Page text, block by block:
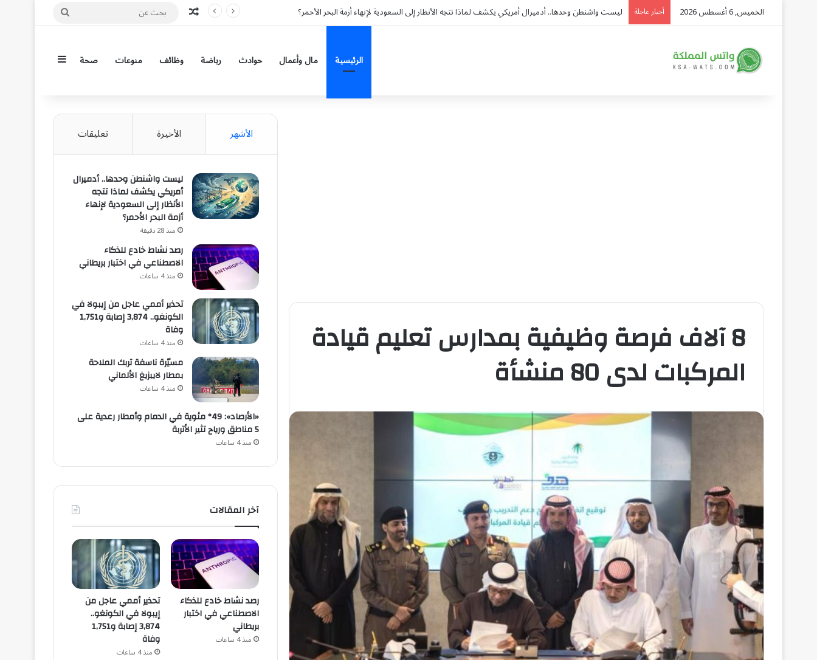
الخميس, 6 أغسطس 2026 أخبار عاجلة ليست واشنطن وحدها.. أدميرال أمريكي يكشف لماذا تتجه الأنظار إلى السعودية لإنهاء أزمة البحر الأحمر؟ مقال عشوائي
بحث
الرئيسية مال وأعمال حوادث رياضة وظائف منوعات صحة إضافة عمود
8 آلاف فرصة وظيفية بمدارس تعليم قيادة
المركبات لدى 80 منشأة
الأشهر الأخيرة تعليقات
ليست واشنطن وحدها.. أدميرال
أمريكي يكشف لماذا تتجه
الأنظار إلى السعودية لإنهاء
أزمة البحر الأحمر؟
منذ 28 دقيقة
رصد نشاط خادع للذكاء
الاصطناعي في اختبار بريطاني
منذ 4 ساعات
تحذير أممي عاجل من إيبولا في
الكونغو.. 3,874 إصابة و1,751
وفاة
منذ 4 ساعات
مسيّرة ناسفة تربك الملاحة
بمطار لايبزيغ الألماني
منذ 4 ساعات
«الأرصاد»: 49° مئوية في الدمام وأمطار رعدية على
5 مناطق ورياح تثير الأتربة
منذ 4 ساعات
آخر المقالات
رصد نشاط خادع للذكاء
الاصطناعي في اختبار
بريطاني
منذ 4 ساعات
تحذير أممي عاجل من
إيبولا في الكونغو..
3,874 إصابة و1,751
وفاة
منذ 4 ساعات